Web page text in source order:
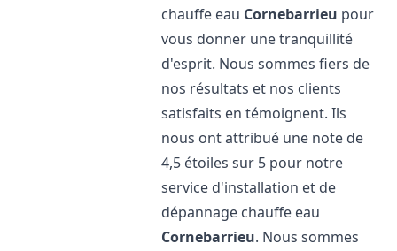
chauffe eau Cornebarrieu pour
vous donner une tranquillité
d'esprit. Nous sommes fiers de
nos résultats et nos clients
satisfaits en témoignent. Ils
nous ont attribué une note de
4,5 étoiles sur 5 pour notre
service d'installation et de
dépannage chauffe eau
Cornebarrieu. Nous sommes